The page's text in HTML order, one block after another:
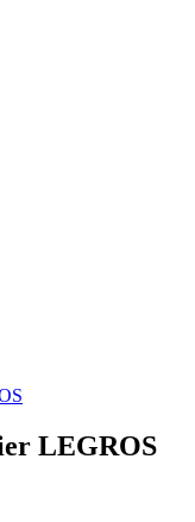
LEGROS